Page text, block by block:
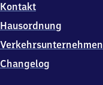
Kontakt
Hausordnung
Verkehrsunternehmen
Changelog